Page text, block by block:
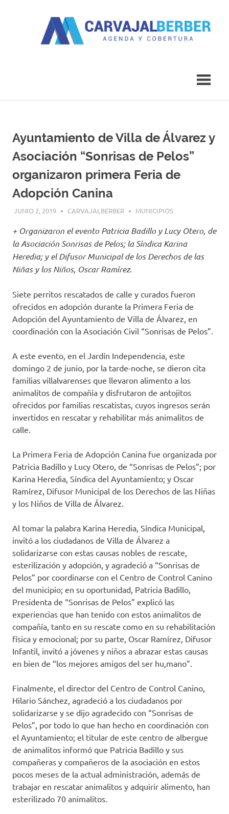
Ayuntamiento de Villa de Álvarez y
Asociación “Sonrisas de Pelos”
organizaron primera Feria de
Adopción Canina
JUNIO 2, 2019 CARVAJALBERBER MUNICIPIOS
+ Organizaron el eventoPatricia Badillo y Lucy Otero, de
la Asociación Sonrisas de Pelos; la Síndica Karina
Heredia; y el Difusor Municipal de los Derechos de las
Niñas y los Niños, Oscar Ramírez.
Siete perritos rescatados de calle y curados fueron
ofrecidos en adopción durante la Primera Feria de
Adopción del Ayuntamiento de Villa de Álvarez, en
coordinación con la Asociación Civil “Sonrisas de Pelos”.
A este evento, en el Jardín Independencia, este
domingo 2 de junio, por la tarde-noche, se dieron cita
familias villalvarenses que llevaron alimento a los
animalitos de compañía y disfrutaron de antojitos
ofrecidos por familias rescatistas, cuyos ingresos serán
invertidos en rescatar y rehabilitar más animalitos de
calle.
La Primera Feria de Adopción Canina fue organizada por
Patricia Badillo y Lucy Otero, de “Sonrisas de Pelos”; por
Karina Heredia, Síndica del Ayuntamiento; y Oscar
Ramírez, Difusor Municipal de los Derechos de las Niñas
y los Niños de Villa de Álvarez.
Al tomar la palabra Karina Heredia, Síndica Municipal,
invitó a los ciudadanos de Villa de Álvarez a
solidarizarse con estas causas nobles de rescate,
esterilización y adopción, y agradeció a “Sonrisas de
Pelos” por coordinarse con el Centro de Control Canino
del municipio; en su oportunidad, Patricia Badillo,
Presidenta de “Sonrisas de Pelos” explicó las
experiencias que han tenido con estos animalitos de
compañía, tanto en su rescate como en su rehabilitación
física y emocional; por su parte, Oscar Ramírez, Difusor
Infantil, invitó a jóvenes y niños a abrazar estas causas
en bien de “los mejores amigos del ser hu,mano”.
Finalmente, el director del Centro de Control Canino,
Hilario Sánchez, agradeció a los ciudadanos por
solidarizarse y se dijo agradecido con “Sonrisas de
Pelos”, por todo lo que han hecho en coordinación con
el Ayuntamiento; el titular de este centro de albergue
de animalitos informó que Patricia Badillo y sus
compañeras y compañeros de la asociación en estos
pocos meses de la actual administración, además de
trabajar en rescatar animalitos y adquirir alimento, han
esterilizado 70 animalitos.